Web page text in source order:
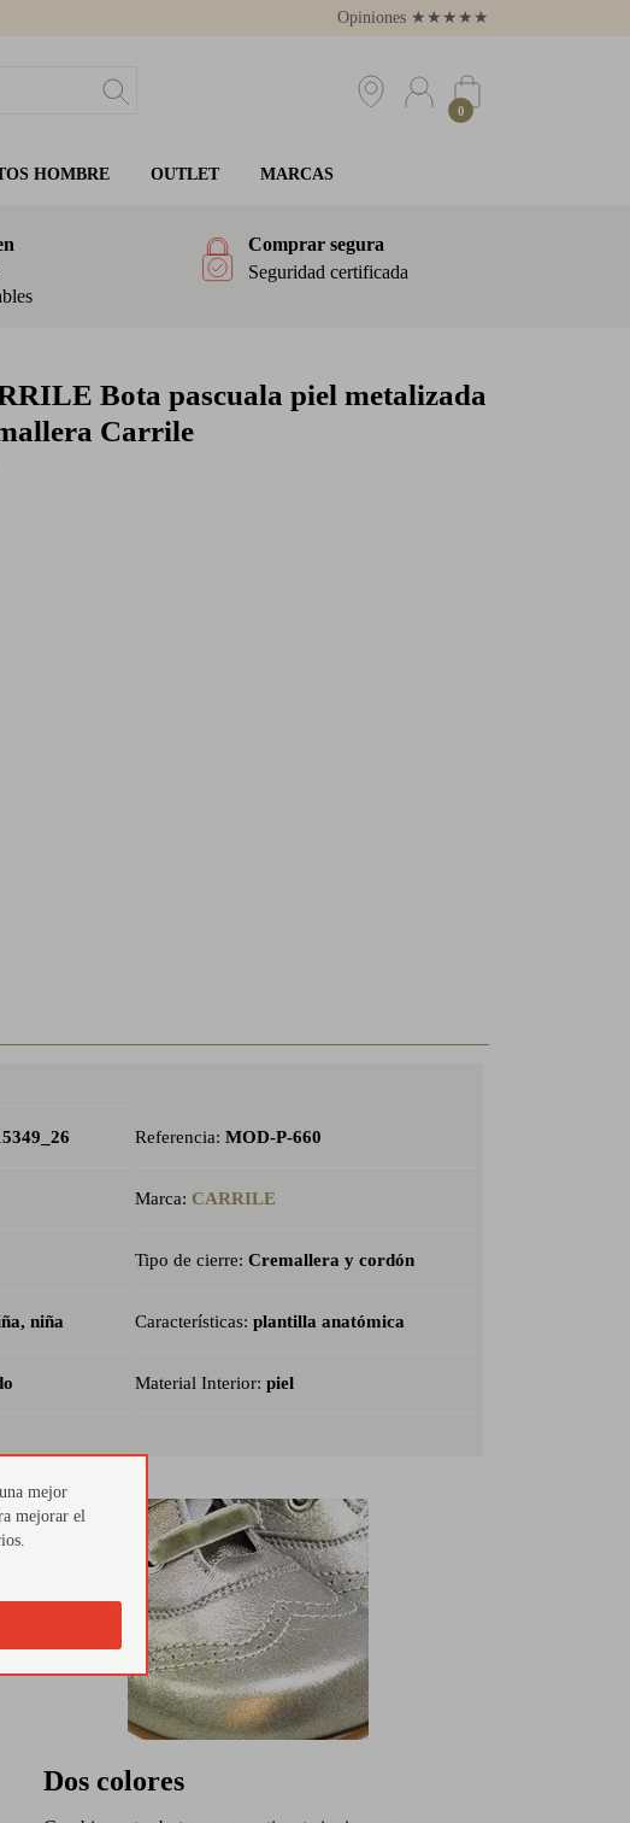
Opiniones ★ ★ ★ ★ ★
0
HOMBRE OUTLET MARCAS
Comprar segura
Seguridad certificada
Bota pascuala piel metalizada
Carrile
Referencia: MOD-P-660
Marca: CARRILE
Tipo de cierre: Cremallera y cordón
niña Características: plantilla anatómica
Material Interior: piel
Dos colores
mejor
mejorar el